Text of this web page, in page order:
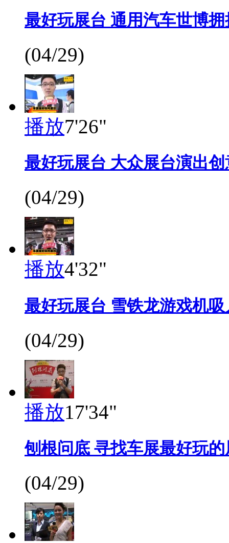
最好玩展台 通用汽车世博
(04/29)
播放7'26"
最好玩展台 大众展台演出
(04/29)
播放4'32"
最好玩展台 雪铁龙游戏机
(04/29)
播放17'34"
刨根问底 寻找车展最好玩的
(04/29)